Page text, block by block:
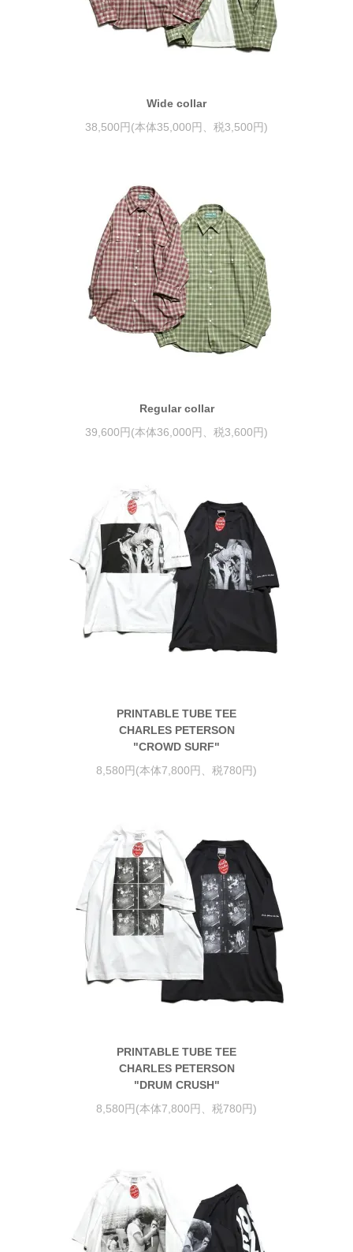
Wide collar
38,500円(本体35,000円、税3,500円)
Regular collar
39,600円(本体36,000円、税3,600円)
PRINTABLE TUBE TEE
CHARLES PETERSON
"CROWD SURF"
8,580円(本体7,800円、税780円)
PRINTABLE TUBE TEE
CHARLES PETERSON
"DRUM CRUSH"
8,580円(本体7,800円、税780円)